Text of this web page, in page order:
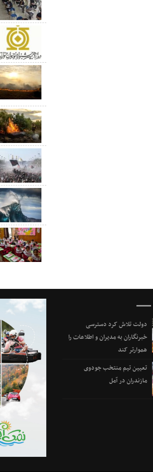
دولت تلاش کرد دسترسی
خبرنگاران به مدیران و اطلاعات را
هموارتر کند
تعیین تیم منتخب جودوی
مازندران در آمل